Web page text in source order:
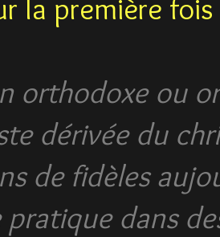
la première
orthodoxe ou
dérivée du
de fidèles
pratique dans